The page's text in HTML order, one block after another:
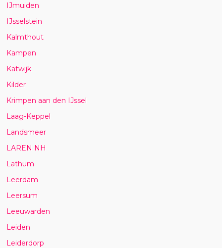
IJmuiden
IJsselstein
Kalmthout
Kampen
Katwijk
Kilder
Krimpen aan den IJssel
Laag-Keppel
Landsmeer
LAREN NH
Lathum
Leerdam
Leersum
Leeuwarden
Leiden
Leiderdorp